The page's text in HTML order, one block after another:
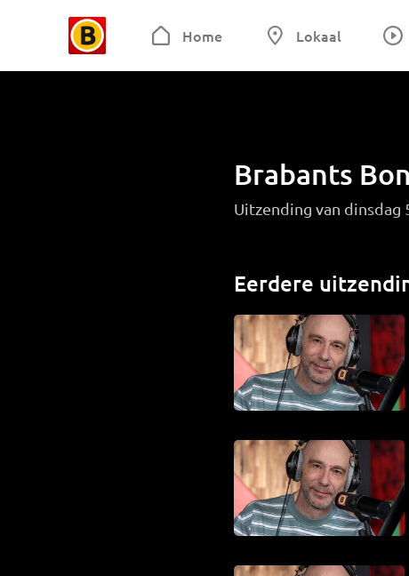
Home Lokaal
Brabants
Uitzending van dinsdag
Eerdere